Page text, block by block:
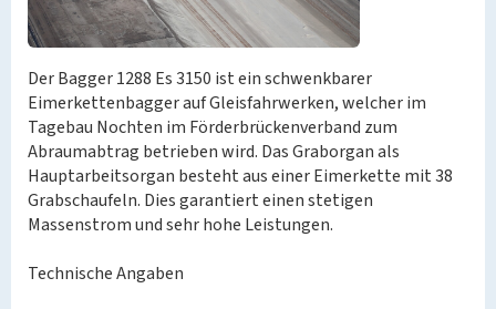
Der Bagger 1288 Es 3150 ist ein schwenkbarer
Eimerkettenbagger auf Gleisfahrwerken, welcher im
Tagebau Nochten im Förderbrückenverband zum
Abraumabtrag betrieben wird. Das Graborgan als
Hauptarbeitsorgan besteht aus einer Eimerkette mit 38
Grabschaufeln. Dies garantiert einen stetigen
Massenstrom und sehr hohe Leistungen.
Technische Angaben